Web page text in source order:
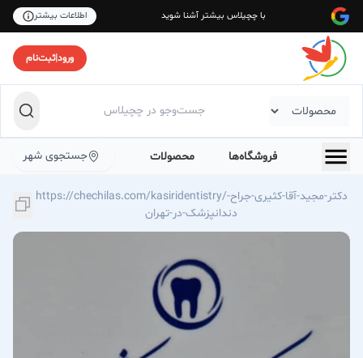
با چچیلاس بیشتر آشنا شوید اطلاعات بیشتر
ورود|ثبت‌نام
فروشگاه‌ها محصولات جستجوی شهر
https://chechilas.com/kasiridentistry/دکتر-مجید-آقا-کثیری-جراح-
دندانپزشک-در-تهران